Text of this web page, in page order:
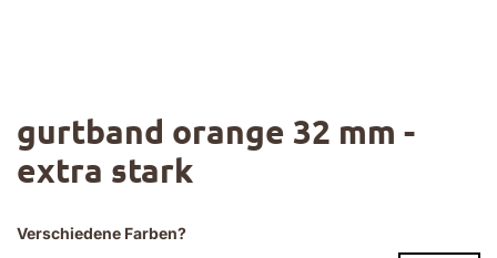
gurtband orange 32 mm -
extra stark
Verschiedene Farben?
Anfang
der
Bildgalerie
springen